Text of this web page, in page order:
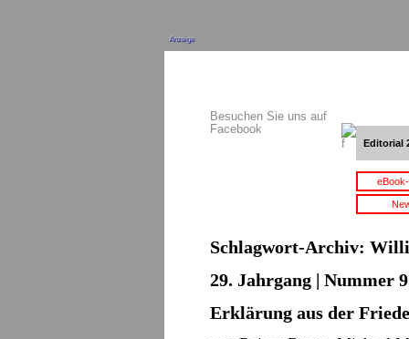
Anzeige
Besuchen Sie uns auf
Facebook
Editorial
Schlagwort-Archiv: Willi
29. Jahrgang | Nummer
Erklärung aus der